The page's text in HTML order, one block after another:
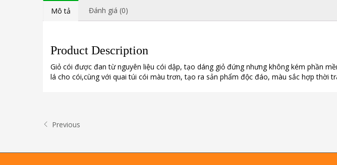
Mô tả Đánh giá (0)
Product Description
Giỏ cói được đan từ nguyên liệu cói dập, tạo dáng giỏ đứng nhưng không kém phần
lá cho cói,cùng với quai túi cói màu trơn, tạo ra sản phẩm độc đáo, màu sắc hợp thời
Previous